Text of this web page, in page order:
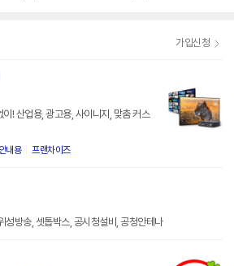
가입신청
! 산업용, 광고용, 사이니지, 맞춤 커스
내용 프랜차이즈
성방송, 셋톱박스, 공시청설비, 공청안테나